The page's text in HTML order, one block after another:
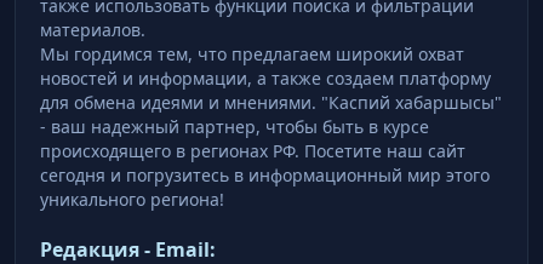
также использовать функции поиска и фильтрации
материалов.
Мы гордимся тем, что предлагаем широкий охват
новостей и информации, а также создаем платформу
для обмена идеями и мнениями. "Каспий хабаршысы"
- ваш надежный партнер, чтобы быть в курсе
происходящего в регионах РФ. Посетите наш сайт
сегодня и погрузитесь в информационный мир этого
уникального региона!
Редакция - Email: